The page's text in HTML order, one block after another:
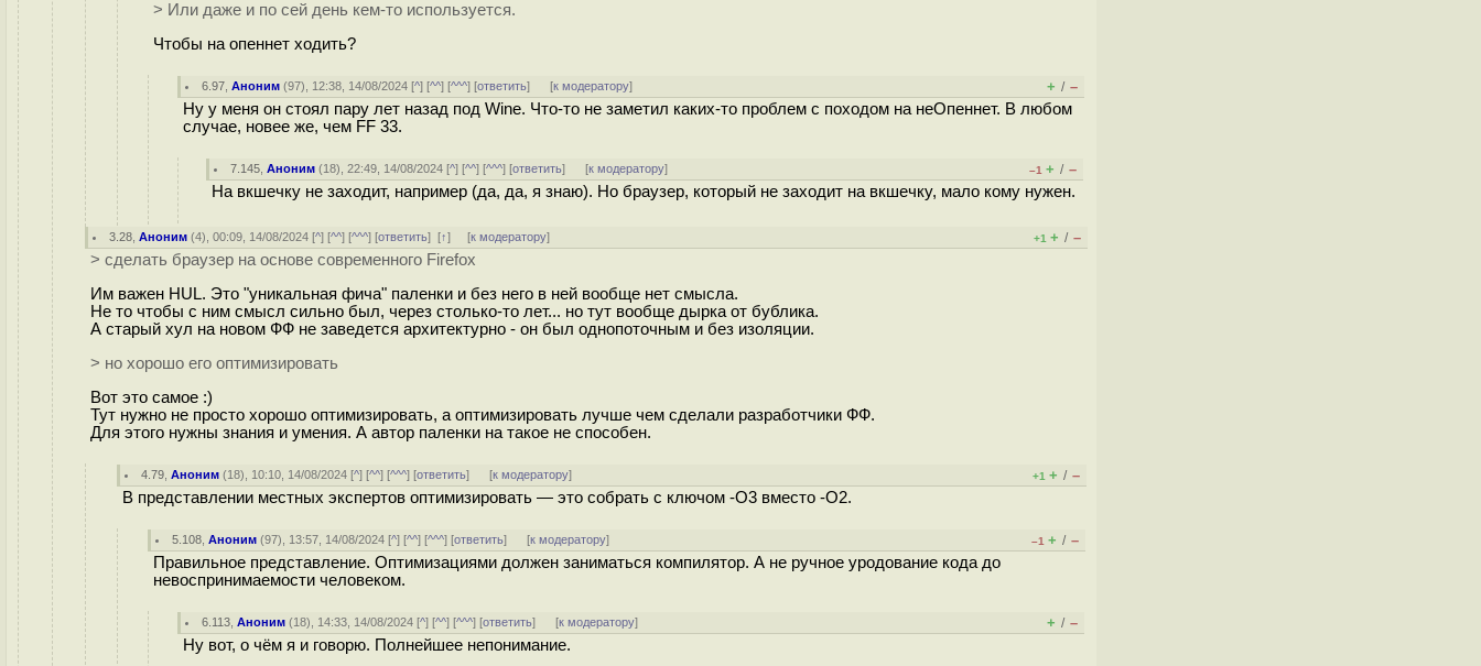
> Или даже и по сей день кем-то используется.
Чтобы на опеннет ходить?
6.97 ,Аноним (97), 12:38, 14/08/2024 [^] [^^] [^^^] [ответить] [к модератору] + / –
Ну у меня он стоял пару лет назад под Wine. Что-то не заметил каких-то проблем с походом на неОпеннет. В любом
случае, новее же, чем FF 33.
7.145 ,Аноним (18), 22:49, 14/08/2024 [^] [^^] [^^^] [ответить] [к модератору] –1 + / –
На вкшечку не заходит, например (да, да, я знаю). Но браузер, который не заходит на вкшечку, мало кому нужен.
3.28 ,Аноним (4), 00:09, 14/08/2024 [^] [^^] [^^^] [ответить][↑] [к модератору] +1 + / –
> сделать браузер на основе современного Firefox
Им важен HUL. Это "уникальная фича" паленки и без него в ней вообще нет смысла.
Не то чтобы с ним смысл сильно был, через столько-то лет... но тут вообще дырка от бублика.
А старый хул на новом ФФ не заведется архитектурно - он был однопоточным и без изоляции.
> но хорошо его оптимизировать
Вот это самое :)
Тут нужно не просто хорошо оптимизировать, а оптимизировать лучше чем сделали разработчики ФФ.
Для этого нужны знания и умения. А автор паленки на такое не способен.
4.79 ,Аноним (18), 10:10, 14/08/2024 [^] [^^] [^^^] [ответить] [к модератору] +1 + / –
В представлении местных экспертов оптимизировать — это собрать с ключом -O3 вместо -O2.
5.108 ,Аноним (97), 13:57, 14/08/2024 [^] [^^] [^^^] [ответить] [к модератору] –1 + / –
Правильное представление. Оптимизациями должен заниматься компилятор. А не ручное уродование кода до
невоспринимаемости человеком.
6.113 ,Аноним (18), 14:33, 14/08/2024 [^] [^^] [^^^] [ответить] [к модератору] + / –
Ну вот, о чём я и говорю. Полнейшее непонимание.